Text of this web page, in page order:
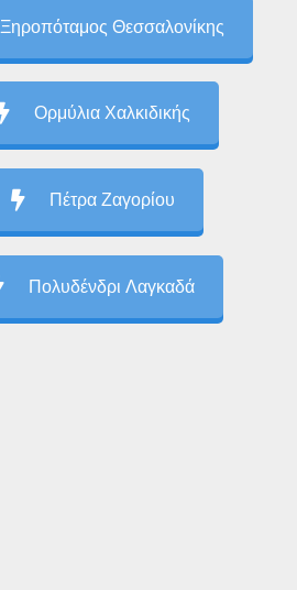
Ξηροπόταμος Θεσσαλονίκης
Ορμύλια Χαλκιδικής
Πέτρα Ζαγορίου
Πολυδένδρι Λαγκαδά